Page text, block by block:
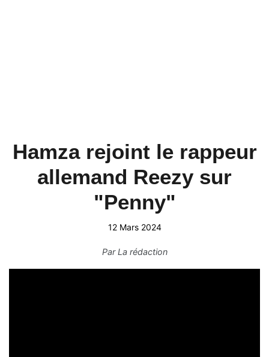
Hamza rejoint le rappeur
allemand Reezy sur
"Penny"
12 Mars 2024
ParLa rédaction